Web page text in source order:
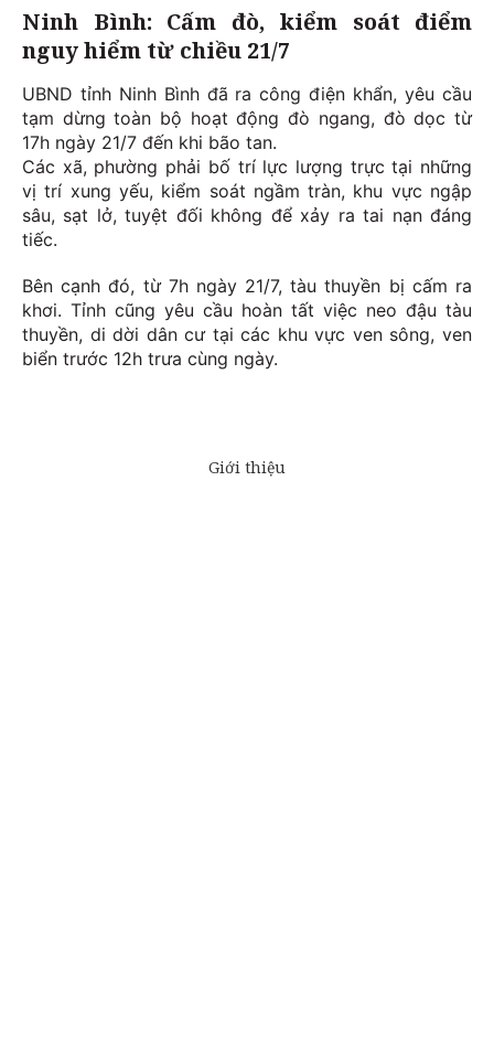
Ninh Bình: Cấm đò, kiểm soát điểm
nguy hiểm từ chiều 21/7
UBND tỉnh Ninh Bình đã ra công điện khẩn, yêu cầu
tạm dừng toàn bộ hoạt động đò ngang, đò dọc từ
17h ngày 21/7 đến khi bão tan.
Các xã, phường phải bố trí lực lượng trực tại những
vị trí xung yếu, kiểm soát ngầm tràn, khu vực ngập
sâu, sạt lở, tuyệt đối không để xảy ra tai nạn đáng
tiếc.
Bên cạnh đó, từ 7h ngày 21/7, tàu thuyền bị cấm ra
khơi. Tỉnh cũng yêu cầu hoàn tất việc neo đậu tàu
thuyền, di dời dân cư tại các khu vực ven sông, ven
biển trước 12h trưa cùng ngày.